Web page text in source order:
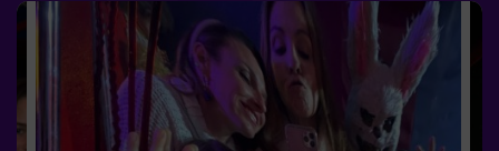
emocionante?✅ Ideal para niños | familias | cumpleaños
infantiles🎂 Además del juego, puedes reservar nuestra
sala de meriendas.👩‍🏫 Monitor incluido únicamente
con el pack de cumpleaños.👧 Edad: +6 años (dificultad
baja, perfecto para pequeños aventureros).⚠️ Aviso:
Pasos estrechos en algunas zonas.